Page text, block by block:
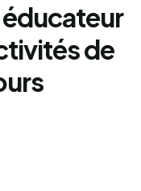
éducateur
de